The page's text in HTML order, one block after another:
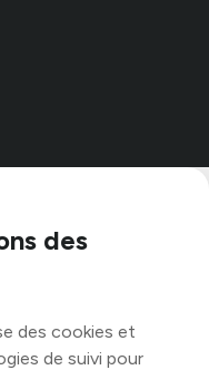
des
des cookies et
de suivi pour